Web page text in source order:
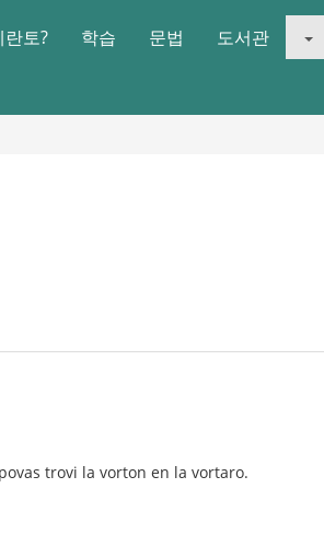
란토? 학습 문법 도서관
trovi la vorton en la vortaro.